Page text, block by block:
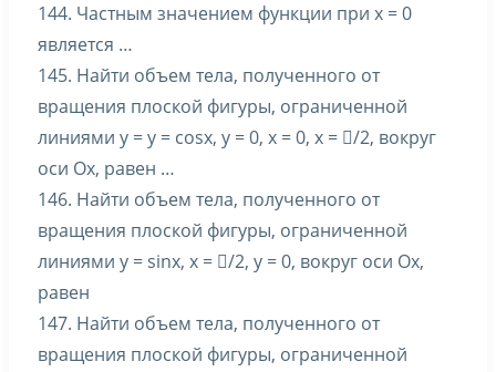
144. Частным значением функции при x = 0
является …
145. Найти объем тела, полученного от
вращения плоской фигуры, ограниченной
линиями y = y = cosx, y = 0, x = 0, x = /2, вокруг
оси Ox, равен …
146. Найти объем тела, полученного от
вращения плоской фигуры, ограниченной
линиями y = sinx, x = /2, y = 0, вокруг оси Ox,
равен
147. Найти объем тела, полученного от
вращения плоской фигуры, ограниченной